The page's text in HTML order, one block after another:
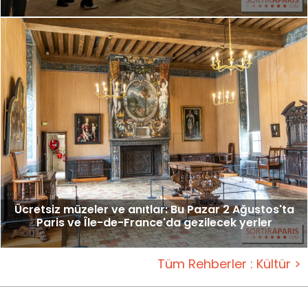
Ücretsiz müzeler ve anıtlar: Bu Pazar 2 Ağustos'ta
Paris ve Île-de-France'da gezilecek yerler
Tüm Rehberler : Kültür >